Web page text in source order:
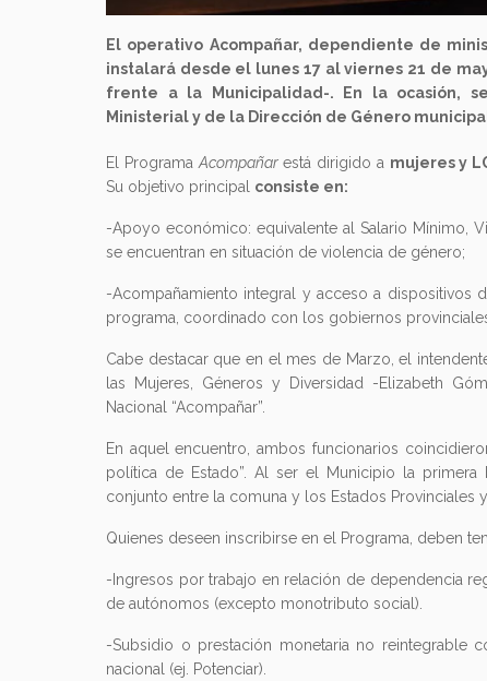
El operativo Acompañar, dependiente de
instalará desde el lunes 17 al viernes 21 de
frente a la Municipalidad-. En la ocasión,
Ministerial y de la Dirección de Género
El ProgramaAcompañarestá dirigido a mujeres y
Su objetivo principal consiste en:
-Apoyo económico: equivalente al Salario Mínimo,
se encuentran en situación de violencia de género;
-Acompañamiento integral y acceso a dispositivos
programa, coordinado con los gobiernos
Cabe destacar que en el mes de Marzo, el
las Mujeres, Géneros y Diversidad -Elizabeth
Nacional “Acompañar”.
En aquel encuentro, ambos funcionarios
política de Estado”. Al ser el Municipio la
conjunto entre la comuna y los Estados Provinciales
Quienes deseen inscribirse en el Programa, deben
-Ingresos por trabajo en relación de dependencia
de autónomos (excepto monotributo social).
-Subsidio o prestación monetaria no reintegrable
nacional (ej. Potenciar).